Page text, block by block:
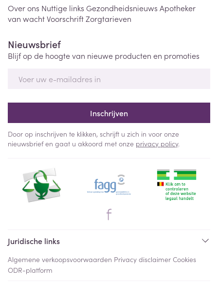
Over ons Nuttige links Gezondheidsnieuws Apotheker
van wachtVoorschriftZorgtarieven
Nieuwsbrief
Blijf op de hoogte van nieuwe producten en promoties
Inschrijven
Door op inschrijven te klikken, schrijft u zich in voor onze
nieuwsbrief en gaat u akkoord met onze privacy policy.
Juridische links
Algemene verkoopsvoorwaarden Privacy disclaimer Cookies
ODR-platform